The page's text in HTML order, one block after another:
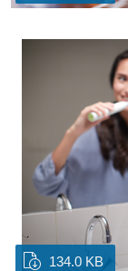
134.0 KB